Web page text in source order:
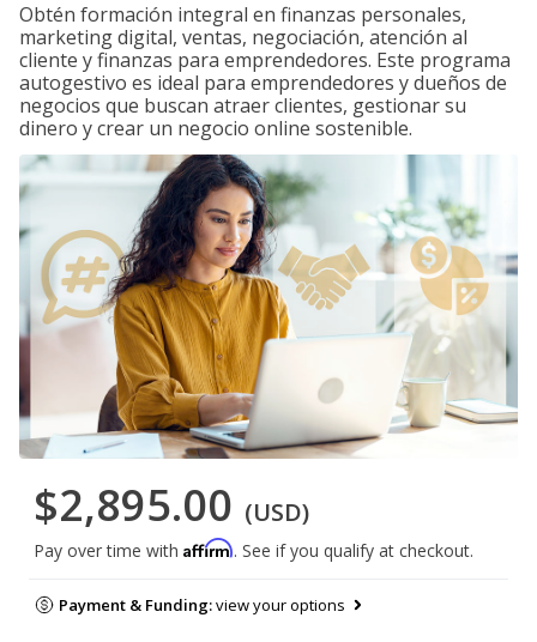
Obtén formación integral en finanzas personales,
marketing digital, ventas, negociación, atención al
cliente y finanzas para emprendedores. Este programa
autogestivo es ideal para emprendedores y dueños de
negocios que buscan atraer clientes, gestionar su
dinero y crear un negocio online sostenible.
$2,895.00 (USD)
Pay over time with Affirm. See if you qualify at checkout.
Payment & Funding:view your options